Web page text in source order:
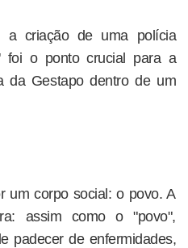
a criação de uma polícia
foi o ponto crucial para a
da Gestapo dentro de um
um corpo social: o povo. A
assim como o "povo",
padecer de enfermidades,